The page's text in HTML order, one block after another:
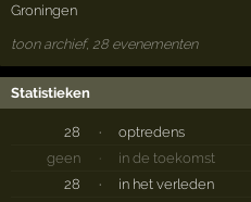
Groningen
toon archief, 28 evenementen
Statistieken
28 ·
optredens
geen
·
in de toekomst
28
·
in het verleden